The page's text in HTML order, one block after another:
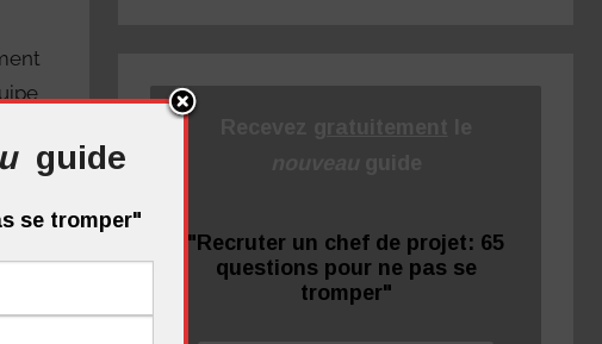
"Recruter un chef de projet: 65
questions pour ne pas se
tromper"
guide
se tromper"